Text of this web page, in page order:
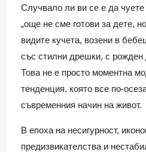
Случвало ли ви се е да
„още не сме готови за дете,
видите кучета, возени в
със стилни дрешки, с рожден
Това не е просто моментна
тенденция, която все по-
съвременния начин на живот.
В епоха на несигурност,
предизвикателства и